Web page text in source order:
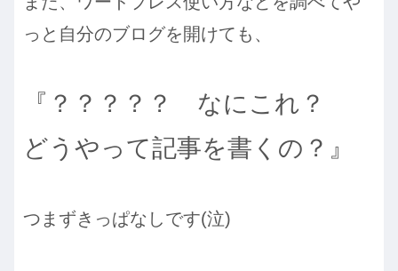
っと自分のブログを開けても、
『？？？？？ なにこれ？
どうやって記事を書くの？』
つまずきっぱなしです(泣)